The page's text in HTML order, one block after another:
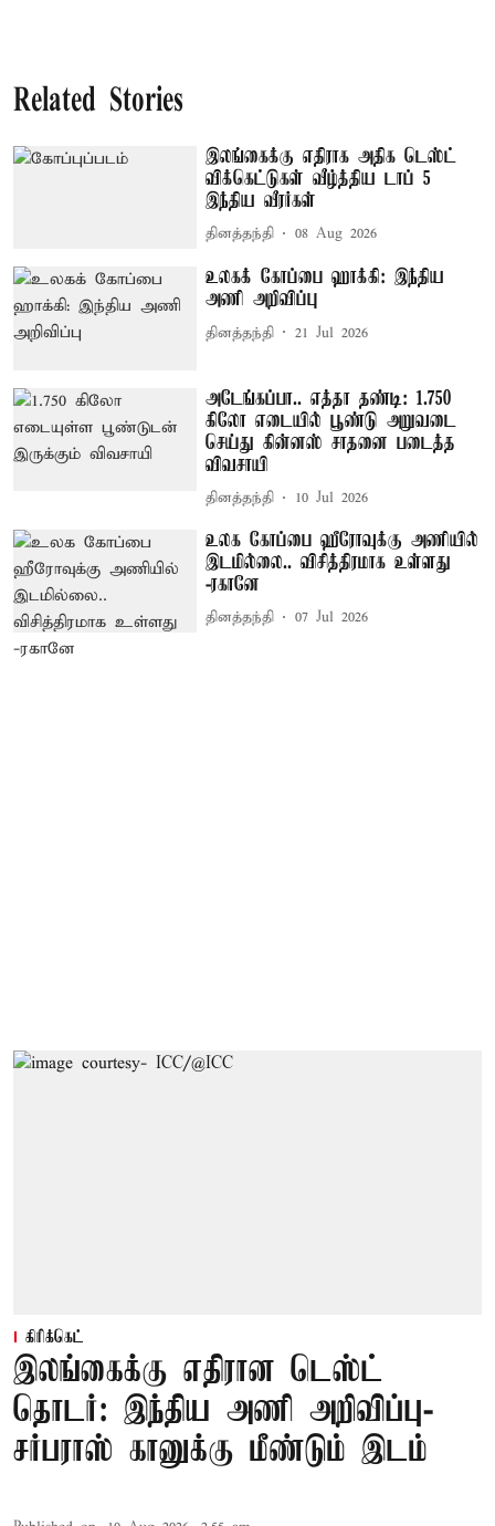
Related Stories
இலங்கைக்கு எதிராக அதிக டெஸ்ட்
விக்கெட்டுகள் வீழ்த்திய டாப் 5
இந்திய வீரர்கள்
தினத்தந்தி 08 Aug 2026
உலகக் கோப்பை ஹாக்கி: இந்திய
அணி அறிவிப்பு
தினத்தந்தி 21 Jul 2026
அடேங்கப்பா.. எத்தா தண்டி: 1.750
கிலோ எடையில் பூண்டு அறுவடை
செய்து கின்னஸ் சாதனை படைத்த
விவசாயி
தினத்தந்தி 10 Jul 2026
உலக கோப்பை ஹீரோவுக்கு அணியில்
இடமில்லை.. விசித்திரமாக உள்ளது
-ரகானே
தினத்தந்தி 07 Jul 2026
கிரிக்கெட்
இலங்கைக்கு எதிரான டெஸ்ட்
தொடர்: இந்திய அணி அறிவிப்பு-
சர்பராஸ் கானுக்கு மீண்டும் இடம்